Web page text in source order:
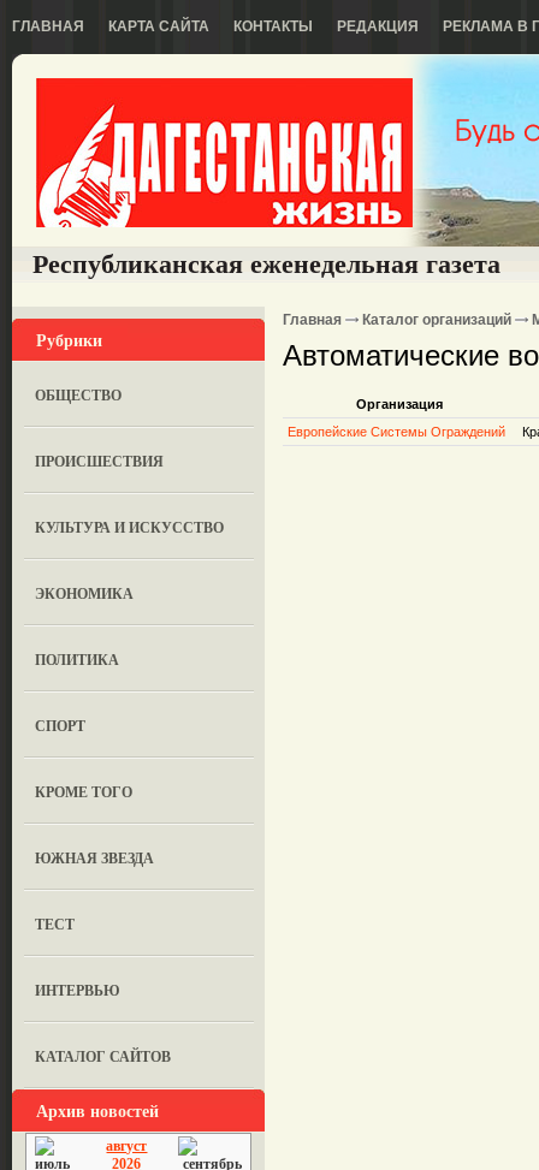
ГЛАВНАЯ КАРТА САЙТА КОНТАКТЫ РЕДАКЦИЯ РЕКЛАМА В
Республиканская еженедельная газета
Рубрики
ОБЩЕСТВО
ПРОИСШЕСТВИЯ
КУЛЬТУРА И ИСКУССТВО
ЭКОНОМИКА
ПОЛИТИКА
СПОРТ
КРОМЕ ТОГО
ЮЖНАЯ ЗВЕЗДА
ТЕСТ
ИНТЕРВЬЮ
КАТАЛОГ САЙТОВ
Архив новостей
август
2026
Главная Каталог организаций
Автоматические
Организация
Европейские Системы Ограждений